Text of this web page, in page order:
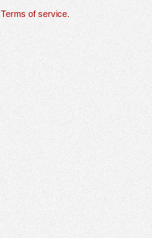
Terms of service.